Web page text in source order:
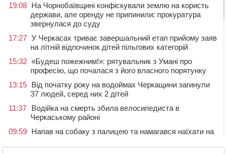
19:08 На Чорнобаївщині конфіскували землю на користь
держави, але оренду не припинили: прокуратура
звернулася до суду
17:27 У Черкасах триває завершальний етап прийому заяв
на літній відпочинок дітей пільгових категорій
15:32 «Будеш пожежним!»: рятувальник з Умані про
професію, що почалася з його власного порятунку
13:15 Від початку року на водоймах Черкащини загинули
37 людей, серед них 2 дітей
11:37
Водійка на смерть збила велосипедиста в
Черкаському районі
09:59 Напав на собаку з палицею та намагався наїхати на
кримінальне провадження